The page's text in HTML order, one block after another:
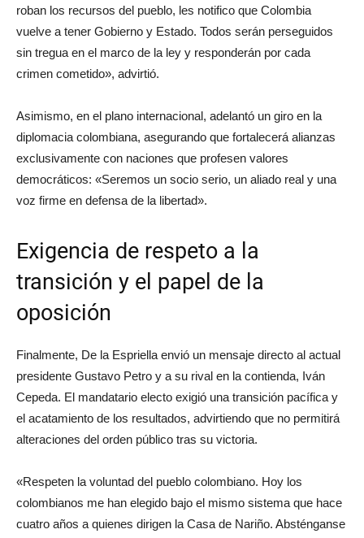
roban los recursos del pueblo, les notifico que Colombia
vuelve a tener Gobierno y Estado. Todos serán perseguidos
sin tregua en el marco de la ley y responderán por cada
crimen cometido», advirtió.
Asimismo, en el plano internacional, adelantó un giro en la
diplomacia colombiana, asegurando que fortalecerá alianzas
exclusivamente con naciones que profesen valores
democráticos: «Seremos un socio serio, un aliado real y una
voz firme en defensa de la libertad».
Exigencia de respeto a la
transición y el papel de la
oposición
Finalmente, De la Espriella envió un mensaje directo al actual
presidente Gustavo Petro y a su rival en la contienda, Iván
Cepeda. El mandatario electo exigió una transición pacífica y
el acatamiento de los resultados, advirtiendo que no permitirá
alteraciones del orden público tras su victoria.
«Respeten la voluntad del pueblo colombiano. Hoy los
colombianos me han elegido bajo el mismo sistema que hace
cuatro años a quienes dirigen la Casa de Nariño. Absténganse